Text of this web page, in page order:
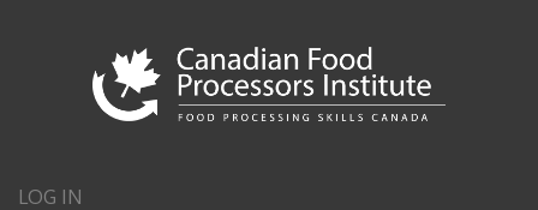
LOG IN